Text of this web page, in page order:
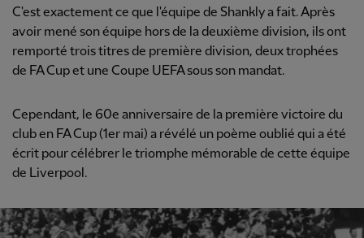
C'est exactement ce que l'équipe de Shankly a fait. Après
avoir mené son équipe hors de la deuxième division, ils ont
remporté trois titres de première division, deux trophées
de FA Cup et une Coupe UEFA sous son mandat.
Cependant, le 60e anniversaire de la première victoire du
club en FA Cup (1er mai) a révélé un poème oublié qui a été
écrit pour célébrer le triomphe mémorable de cette équipe
de Liverpool.